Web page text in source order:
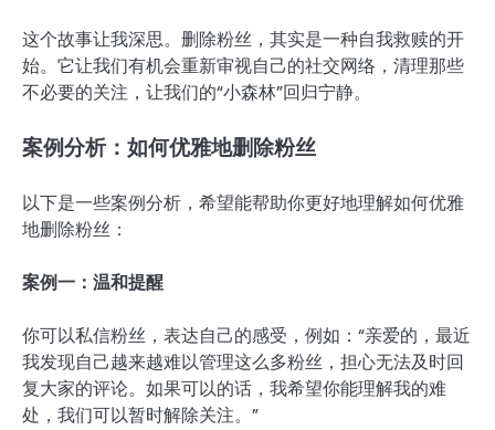
这个故事让我深思。删除粉丝，其实是一种自我救赎的开
始。它让我们有机会重新审视自己的社交网络，清理那些
不必要的关注，让我们的“小森林”回归宁静。
案例分析：如何优雅地删除粉丝
以下是一些案例分析，希望能帮助你更好地理解如何优雅
地删除粉丝：
案例一：温和提醒
你可以私信粉丝，表达自己的感受，例如：“亲爱的，最近
我发现自己越来越难以管理这么多粉丝，担心无法及时回
复大家的评论。如果可以的话，我希望你能理解我的难
处，我们可以暂时解除关注。”